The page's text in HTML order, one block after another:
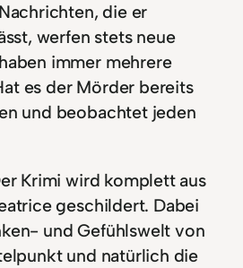
die er
werfen stets neue
immer mehrere
es der Mörder bereits
und beobachtet jeden
Krimi wird komplett aus
geschildert. Dabei
und Gefühlswelt von
und natürlich die